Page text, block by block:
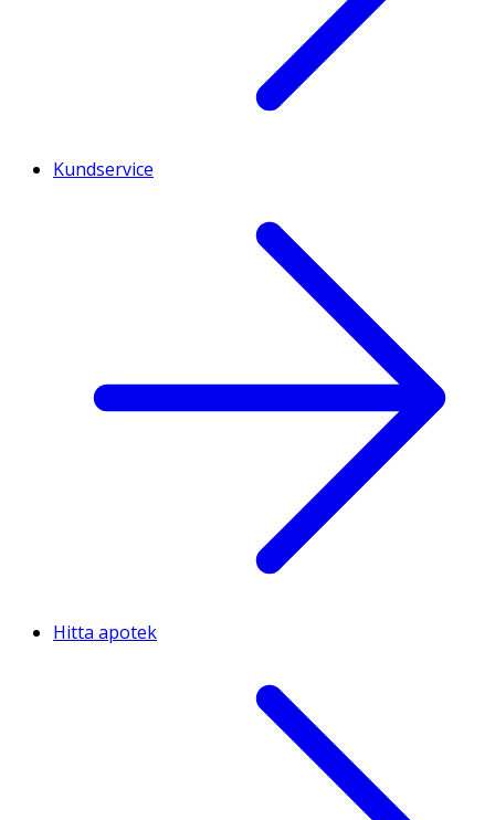
Kundservice
Hitta apotek